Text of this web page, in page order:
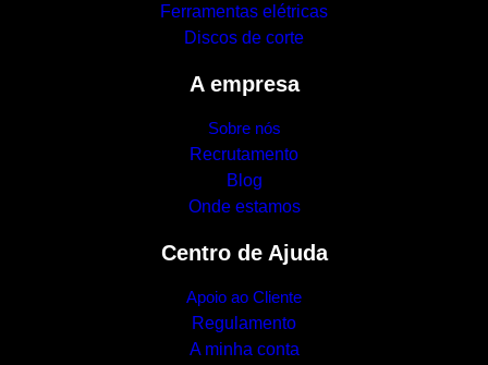
Ferramentas elétricas
Discos de corte
A empresa
Sobre nós
Recrutamento
Blog
Onde estamos
Centro de Ajuda
Apoio ao Cliente
Regulamento
A minha conta